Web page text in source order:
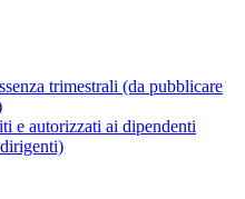
trimestrali (da pubblicare
e autorizzati ai dipendenti